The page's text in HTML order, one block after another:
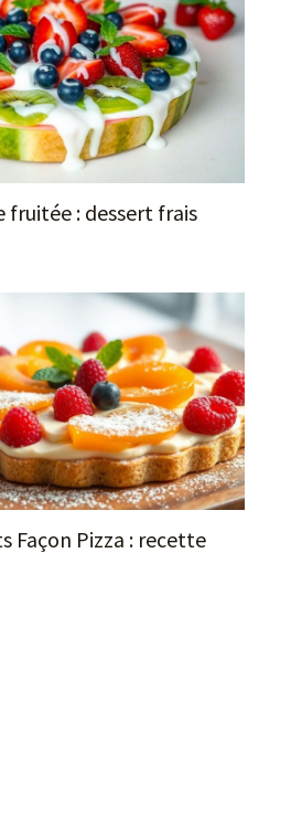
fruitée : dessert frais
Façon Pizza : recette